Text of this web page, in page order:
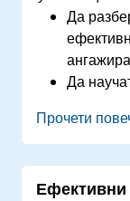
Да
Да
Да
Да
Прочети